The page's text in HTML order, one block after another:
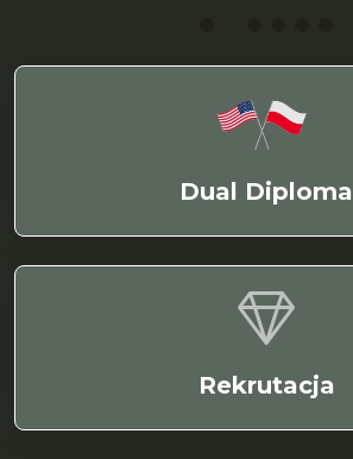
Dual Diploma
Rekrutacja